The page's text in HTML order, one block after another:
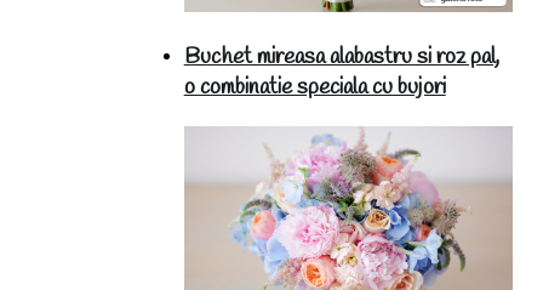
Buchet mireasa alabastru si roz pal,
o combinatie speciala cu bujori